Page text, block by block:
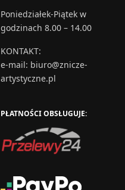
Poniedziałek-Piątek w
godzinach 8.00 – 14.00
KONTAKT:
e-mail: biuro@znicze-
artystyczne.pl
PŁATNOŚCI OBSŁUGUJE: